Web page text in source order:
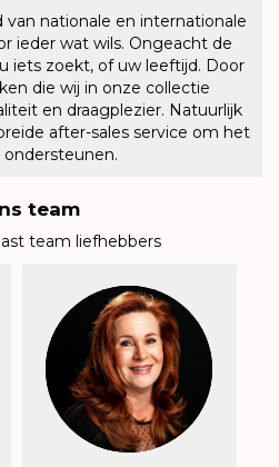
van nationale en internationale
ieder wat wils. Ongeacht de
iets zoekt, of uw leeftijd. Door
die wij in onze collectie
en draagplezier. Natuurlijk
after-sales service om het
team
team liefhebbers